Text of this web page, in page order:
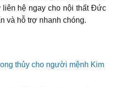
liên hệ ngay cho nội thất Đức
và hỗ trợ nhanh chóng.
thủy cho người mệnh Kim